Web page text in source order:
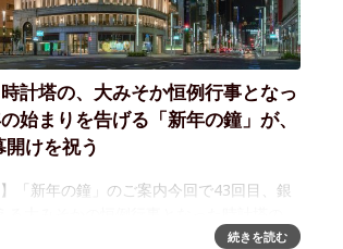
計塔の、大みそか恒例行事となっ
始まりを告げる「新年の鐘」が、
けを祝う
】「新年の鐘」のご案内今回で43回目、銀
。新しい年の始まりを告げる鐘が銀座4丁目
続きを読む